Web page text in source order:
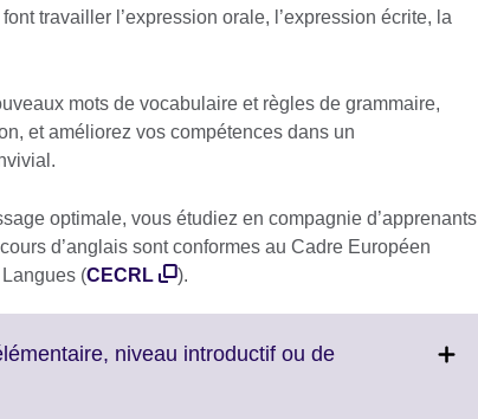
travailler l’expression orale, l’expression écrite, la
mots de vocabulaire et règles de grammaire,
et améliorez vos compétences dans un
optimale, vous étudiez en compagnie d’apprenants
d’anglais sont conformes au Cadre Européen
(CECRL ).
niveau introductif ou de